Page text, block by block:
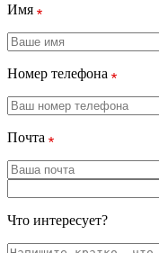
Имя
Номер телефона
Почта
Что интересует?